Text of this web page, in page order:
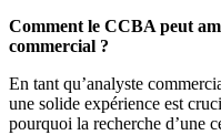
Comment le CCBA peut
commercial ?
En tant qu’analyste
une solide expérience est
pourquoi la recherche d’une